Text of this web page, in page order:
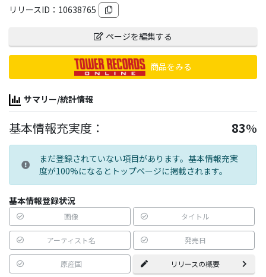
リリースID： 10638765
ページを編集する
商品をみる
サマリー/統計情報
基本情報充実度： 83%
まだ登録されていない項目があります。基本情報充実
度が100%になるとトップページに掲載されます。
基本情報登録状況
画像 タイトル
アーティスト名 発売日
原産国 リリースの概要